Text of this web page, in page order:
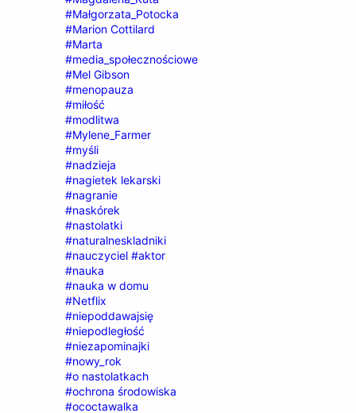
#Małgorzata_Potocka
#Marion Cottilard
#Marta
#media_społecznościowe
#Mel Gibson
#menopauza
#miłość
#modlitwa
#Mylene_Farmer
#myśli
#nadzieja
#nagietek lekarski
#nagranie
#naskórek
#nastolatki
#naturalneskladniki
#nauczyciel #aktor
#nauka
#nauka w domu
#Netflix
#niepoddawajsię
#niepodległość
#niezapominajki
#nowy_rok
#o nastolatkach
#ochrona środowiska
#ococtawalka